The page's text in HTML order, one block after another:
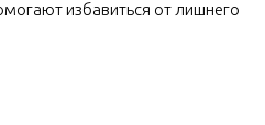
избавиться от лишнего